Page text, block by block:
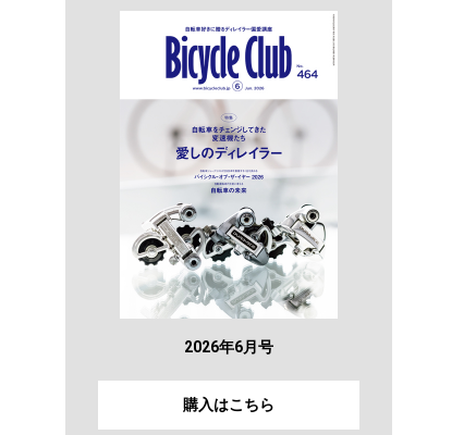
2026年6月号
購入はこちら